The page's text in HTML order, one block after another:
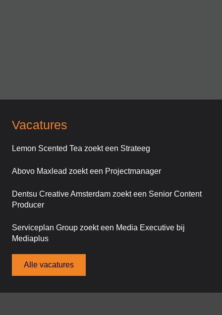
Vacatures
Lemon Scented Tea zoekt een Strateeg
Abovo Maxlead zoekt een Projectmanager
Dentsu Creative Amsterdam zoekt een Senior Content
Producer
Serviceplan Group zoekt een Media Executive bij
Mediaplus
Alle vacatures